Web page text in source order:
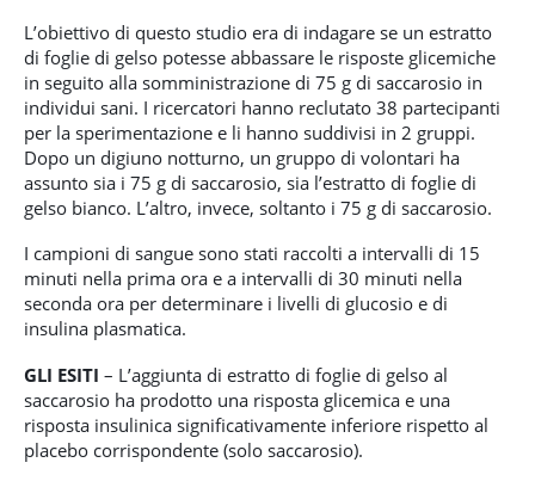
L’obiettivo di questo studio era di indagare se un estratto
di foglie di gelso potesse abbassare le risposte glicemiche
in seguito alla somministrazione di 75 g di saccarosio in
individui sani. I ricercatori hanno reclutato 38 partecipanti
per la sperimentazione e li hanno suddivisi in 2 gruppi.
Dopo un digiuno notturno, un gruppo di volontari ha
assunto sia i 75 g di saccarosio, sia l’estratto di foglie di
gelso bianco. L’altro, invece, soltanto i 75 g di saccarosio.
I campioni di sangue sono stati raccolti a intervalli di 15
minuti nella prima ora e a intervalli di 30 minuti nella
seconda ora per determinare i livelli di glucosio e di
insulina plasmatica.
GLI ESITI – L’aggiunta di estratto di foglie di gelso al
saccarosio ha prodotto una risposta glicemica e una
risposta insulinica significativamente inferiore rispetto al
placebo corrispondente (solo saccarosio).